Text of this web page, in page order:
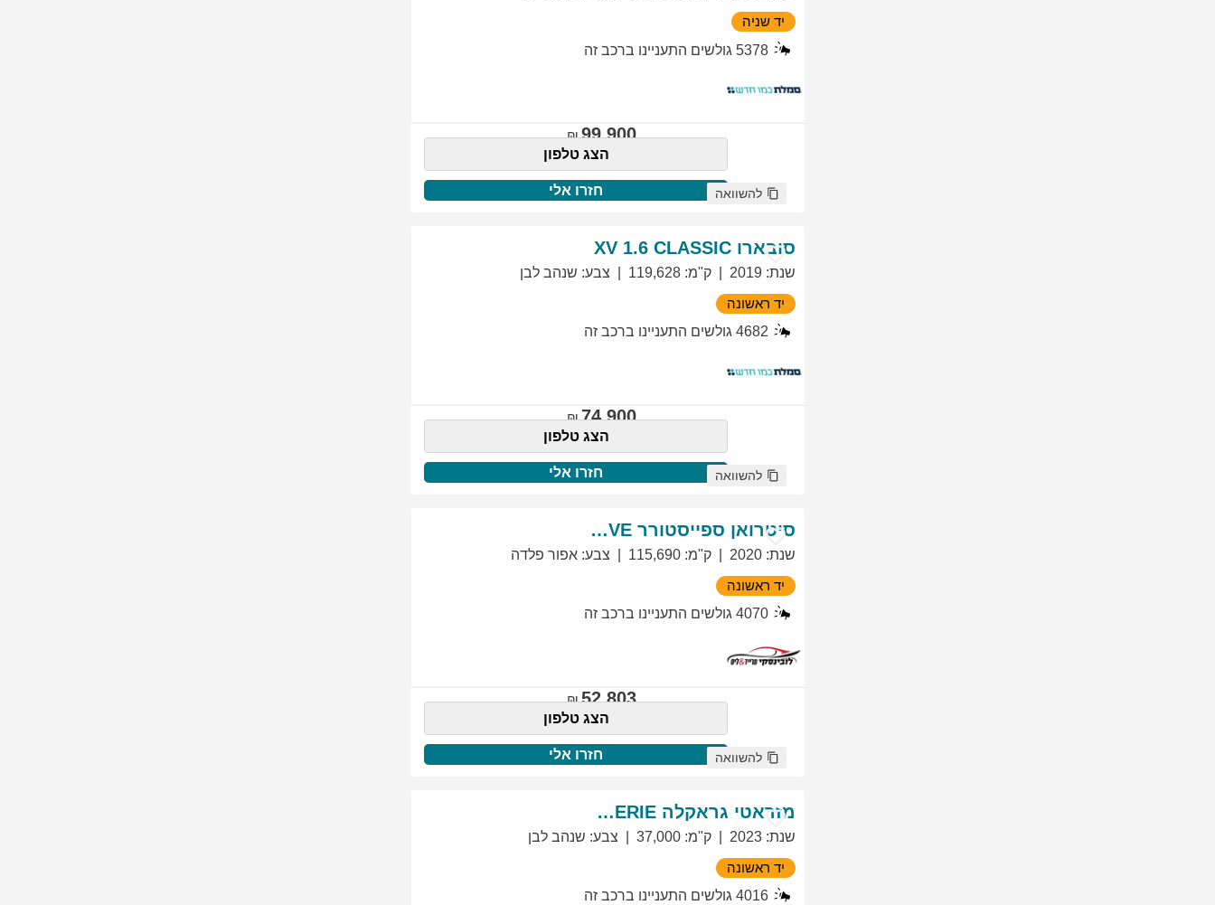
יד שניה
5378 גולשים התעניינו ברכב זה
99,900
הצג טלפון
חזרו אלי להשוואה
סובארו XV 1.6 CLASSIC
שנת:
2019 ק"מ:
119,628 צבע: שנהב לבן
יד ראשונה
4682 גולשים התעניינו ברכב זה
74,900
הצג טלפון
חזרו אלי להשוואה
סיטרואן ספייסטורר EXCLUSIVE
שנת:
2020 ק"מ:
115,690 צבע: אפור פלדה
יד ראשונה
4070 גולשים התעניינו ברכב זה
52,803
הצג טלפון
חזרו אלי להשוואה
מזראטי גראקלה PRIMASERIE
שנת:
2023 ק"מ:
37,000 צבע: שנהב לבן
יד ראשונה
4016 גולשים התעניינו ברכב זה